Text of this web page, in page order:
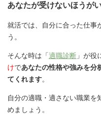
あなたが受けないほうが
就活では、自分に合った仕事
う。
そんな時は「適職診断 」が役
けであなたの性格や強みを分
てくれます。
自分の適職・適さない職業を
めましょう。